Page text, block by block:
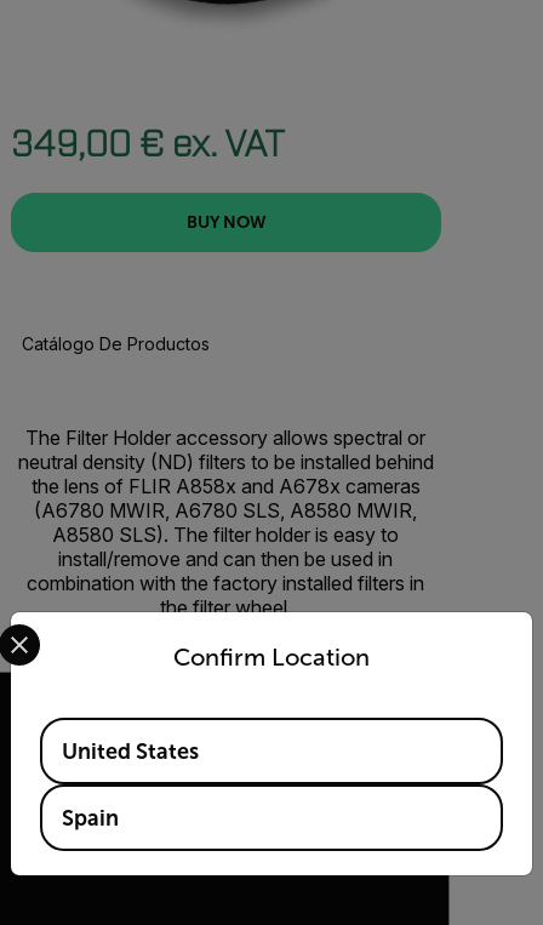
349,00 € ex. VAT
BUY NOW
Catálogo De Productos
The Filter Holder accessory allows spectral or
neutral density (ND) filters to be installed behind
the lens of FLIR A858x and A678x cameras
(A6780 MWIR, A6780 SLS, A8580 MWIR,
A8580 SLS). The filter holder is easy to
install/remove and can then be used in
combination with the factory installed filters in
the filter wheel.
2026 © Flir Todos los derechos reservados.
Confirm Location
Select your preferred country and language from the
Available Locations
United States
Spain